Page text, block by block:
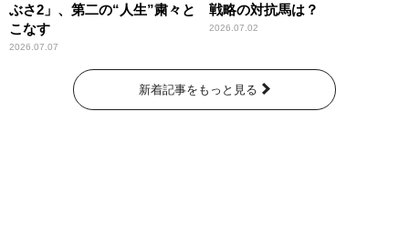
ぶさ2」、第二の“人生”粛々と
こなす
2026.07.07
戦略の対抗馬は？
2026.07.02
新着記事をもっと見る